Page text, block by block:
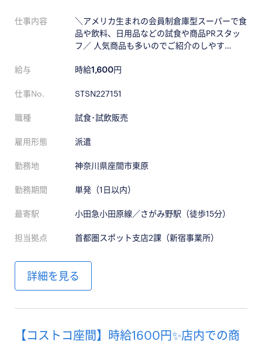
仕事内容
＼アメリカ生まれの会員制倉庫型スーパーで食
品や飲料、日用品などの試食や商品PRスタッ
フ／ 人気商品も多いのでご紹介のしやす…
給与 時給1,600円
仕事No. STSN227151
職種 試食･試飲販売
雇用形態 派遣
勤務地 神奈川県座間市東原
勤務期間 単発（1日以内）
最寄駅 小田急小田原線／さがみ野駅（徒歩15分）
担当拠点 首都圏スポット支店2課（新宿事業所）
詳細を見る
【コストコ座間】時給1600円✨店内での商